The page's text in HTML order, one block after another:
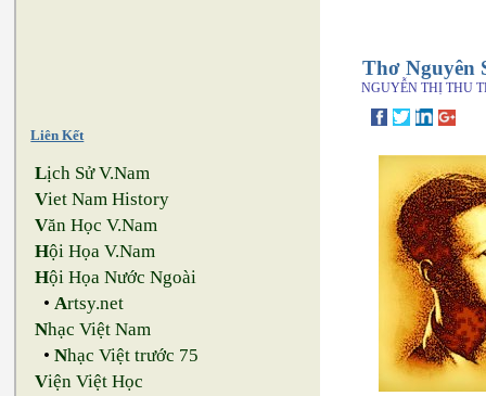
Liên Kết
Lịch Sử V.Nam
Viet Nam History
Văn Học V.Nam
Hội Họa V.Nam
Hội Họa Nước Ngoài
•Artsy.net
Nhạc Việt Nam
•Nhạc Việt trước 75
Viện Việt Học
Thơ Nguyên
NGUYỄN THỊ THU